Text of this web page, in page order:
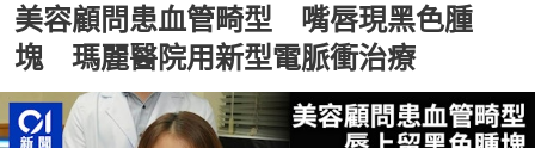
美容顧問患血管畸型 嘴唇現黑色腫
塊 瑪麗醫院用新型電脈衝治療